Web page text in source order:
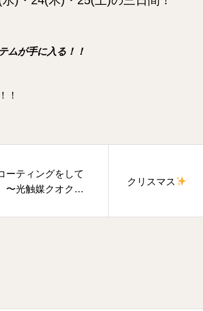
ムが手に入る！！
！
ーティングをして
光触媒クオクリ
クリスマス